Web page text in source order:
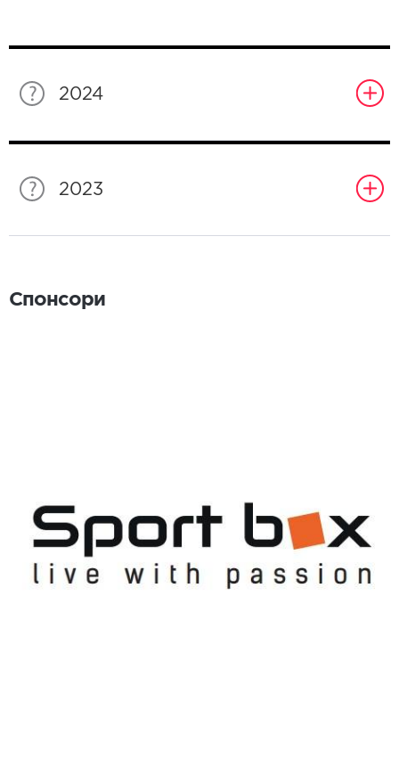
2024
2023
Спонсори